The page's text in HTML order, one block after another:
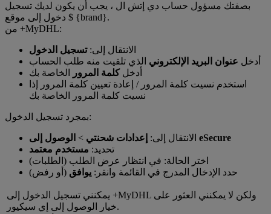
بصفتك مسؤول حساب دي إتش ال ، يجب أن يكون لديك تسجيل
دخول إلى موقع $ {brand}.
من +MyDHL:
الانتقال إلى:تسجيل الدخول
أدخل عنوان البريد الإلكتروني الذي تلقيت منه طلب الحساب
أدخلكلمة المرور
الخاصة بك
استخدم نسيت كلمة المرور / إعادة تعيين كلمة المرور إذا
نسيت كلمة المرور الخاصة بك
بمجرد تسجيل الدخول:
الانتقال إلى: إعدادات شحنتي >
الوصول إلى eSecure
تحديد: مستخدم معتمد
اختر الحالة: في انتظار عرض الطلب (الطلبات)
حدد الإدخال المدرج في القائمة وانقر: يوافق (أو رفض)
يمكنني تسجيل الدخول إلى +MyDHL ولكن لا يمكنني العثور على
خيار الوصول إلى إي سيكيور.